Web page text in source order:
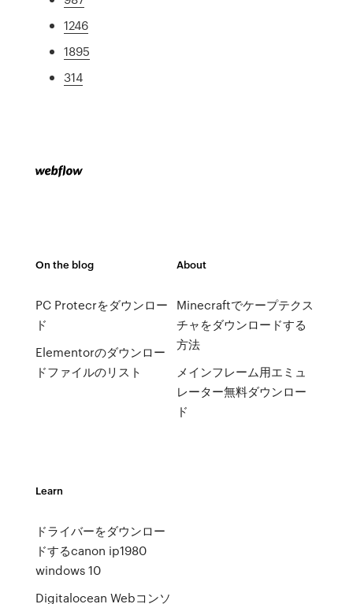
1246
1895
314
On the blog
PC Protecrをダウンロー
ド
Elementorのダウンロー
ドファイルのリスト
About
Minecraftでケープテクス
チャをダウンロードする
方法
メインフレーム用エミュ
レーター無料ダウンロー
ド
Learn
ドライバーをダウンロー
ドするcanon ip1980
windows 10
Digitalocean Webコンソ